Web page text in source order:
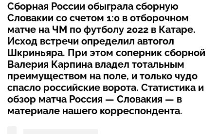
Сборная России обыграла сборную
Словакии со счетом 1:0 в отборочном
матче на ЧМ по футболу 2022 в Катаре.
Исход встречи определил автогол
Шкриньяра. При этом соперник сборной
Валерия Карпина владел тотальным
преимуществом на поле, и только чудо
спасло российские ворота. Статистика и
обзор матча Россия — Словакия — в
материале нашего корреспондента.